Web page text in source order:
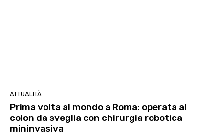
ATTUALITÀ
Prima volta al mondo a Roma: operata al
colon da sveglia con chirurgia robotica
mininvasiva